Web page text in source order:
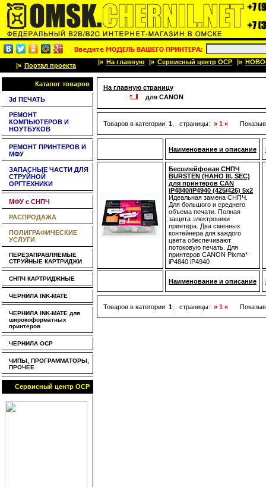
|» Портал проекта |» На главную |» Сервисный центр OCP |»
Каталог товаров
3d ПЕЧАТЬ
РЕМОНТ
КОМПЬЮТЕРОВ И
НОУТБУКОВ
РЕМОНТ ПРИНТЕРОВ И
МФУ
ЗАПАСНЫЕ ЧАСТИ ДЛЯ
СТРУЙНОЙ
ОРГТЕХНИКИ
МФУ с СНПЧ
РАСПРОДАЖА
ПОЛИГРАФИЧЕСКИЕ
УСЛУГИ
ПЕРЕЗАПРАВЛЯЕМЫЕ
СТРУЙНЫЕ КАРТРИДЖИ
СНПЧ КАРТРИДЖНЫЕ
ЧЕРНИЛА INK-MATE
ЧЕРНИЛА INK-MATE для
широкоформатных
принтеров
ЧЕРНИЛА OCP
ЧИПЫ, ПРОГРАММАТОРЫ,
ПРОЧЕЕ
Сервисный центр OCP
На главную страницу
для CANON
Товаров в категории: 1 , страницы: » 1 «
Наименование и описание
Бесшлейфовая СНПЧ
BURSTEN (HАНО III, SEC)
для принтеров CAN
iP4840/iP4940 (425/426) 5x2
Идеальная замена СНПЧ.
Для большого и среднего
объема печати. Полная
защита электроники
принтера. Два сменных
контейнера для каждого
цвета обеспечивают
потоковую печать. Для
принтеров CANON Pixma*
iP4840 iP4940
Наименование и описание
Товаров в категории: 1 , страницы: » 1 «